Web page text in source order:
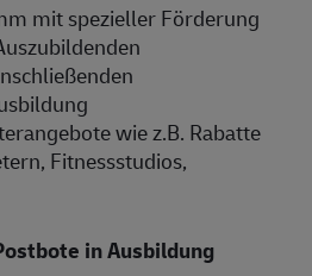
mit spezieller Förderung
wie z.B. Rabatte
Fitnessstudios,
in Ausbildung